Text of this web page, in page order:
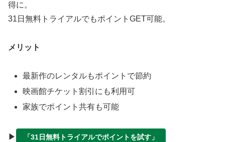
得に。
31日無料トライアルでもポイントGET可能。
メリット
最新作のレンタルもポイントで節約
映画館チケット割引にも利用可
家族でポイント共有も可能
▶ 「31日無料トライアルでポイントを試す」